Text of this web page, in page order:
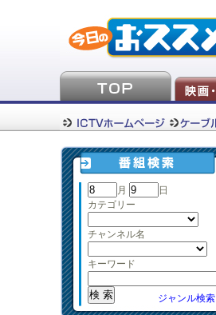
月
日
カテゴリー
チャンネル名
キーワード
ジャンル検索